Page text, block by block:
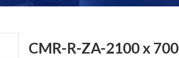
CMR-R-ZA-2100 x 700